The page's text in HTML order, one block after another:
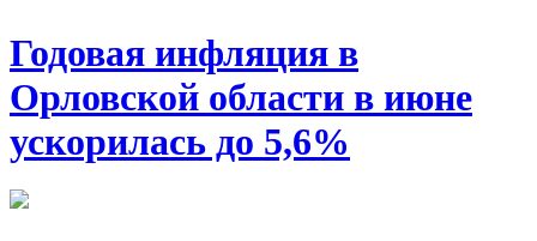
Годовая инфляция в
Орловской области в июне
ускорилась до 5,6%